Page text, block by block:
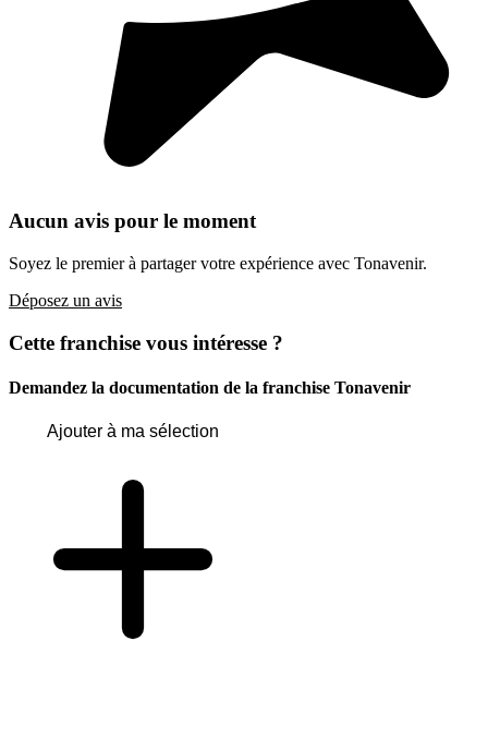
Aucun avis pour le moment
Soyez le premier à partager votre expérience avec Tonavenir.
Déposez un avis
Cette franchise vous intéresse ?
Demandez la documentation de la franchise Tonavenir
Ajouter à ma sélection